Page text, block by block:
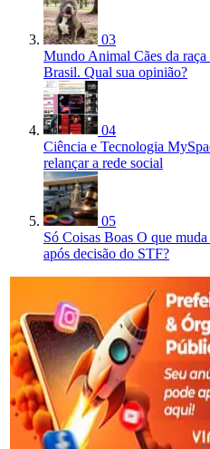
03
Mundo Animal Cães da
Brasil. Qual sua opinião?
04
Ciência e Tecnologia
relançar a rede social
05
Só Coisas Boas O que
após decisão do STF?